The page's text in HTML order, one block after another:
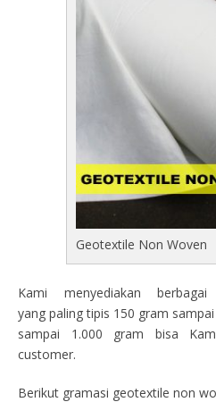
Geotextile Non Woven
Kami menyediakan
yang paling tipis 150 gram
sampai 1.000 gram bisa
customer.
Berikut gramasi geotextile non